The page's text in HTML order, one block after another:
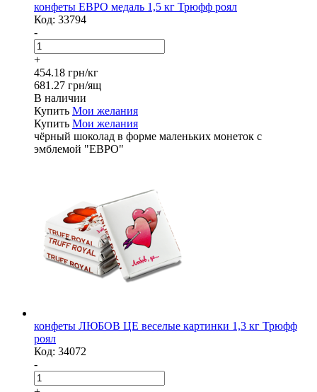
конфеты ЕВРО медаль 1,5 кг Трюфф роял
Код: 33794
-
+
454.18 грн/кг
681.27 грн/ящ
В наличии
Купить Мои желания
Купить Мои желания
чёрный шоколад в форме маленьких монеток с
эмблемой "ЕВРО"
конфеты ЛЮБОВ ЦЕ веселые картинки 1,3 кг Трюфф
роял
Код: 34072
-